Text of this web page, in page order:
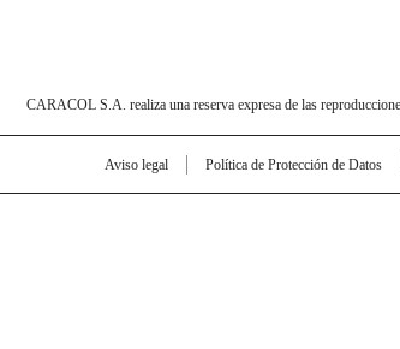
CARACOL S.A. realiza una reserva expresa de las
Aviso legal Política de Protección de Datos